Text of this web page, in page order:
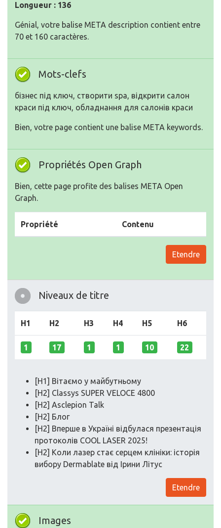
Longueur : 136
Génial, votre balise META description contient entre
70 et 160 caractères.
Mots-clefs
бізнес під ключ, створити spa, відкрити салон
краси під ключ, обладнання для салонів краси
Bien, votre page contient une balise META keywords.
Propriétés Open Graph
Bien, cette page profite des balises META Open
Graph.
Propriété Contenu
Etendre
Niveaux de titre
H1 H2 H3 H4 H5 H6
1 17 1 1 10 22
[H1] Вітаємо у майбутньому
[H2] Classys SUPER VELOCE 4800
[H2] Asclepion Talk
[H2] Блог
[H2] Вперше в Україні відбулася презентація
протоколів COOL LASER 2025!
[H2] Коли лазер стає серцем клініки: історія
вибору Dermablate від Ірини Літус
Etendre
Images